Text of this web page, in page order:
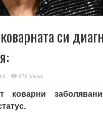
си
0 678 Views